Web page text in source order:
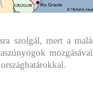
szolgál, mert a